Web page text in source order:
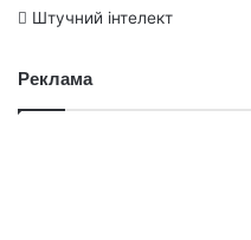
Штучний інтелект
Реклама